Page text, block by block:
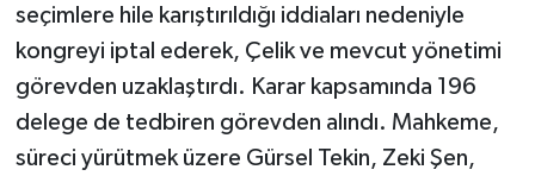
seçimlere hile karıştırıldığı iddiaları nedeniyle
kongreyi iptal ederek, Çelik ve mevcut yönetimi
görevden uzaklaştırdı. Karar kapsamında 196
delege de tedbiren görevden alındı. Mahkeme,
süreci yürütmek üzere Gürsel Tekin, Zeki Şen,
Türkiye
Yerel